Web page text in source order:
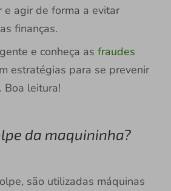
e agir de forma a evitar
finanças.
e conheça as fraudes
estratégias para se prevenir
Boa leitura!
da maquininha?
são utilizadas máquinas